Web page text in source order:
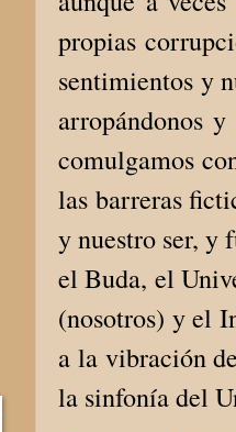
propias
sentimientos y
arropándonos
comulgamos
las barreras
y nuestro ser, y
el Buda, el
(nosotros) y el
a la vibración
la sinfonía del